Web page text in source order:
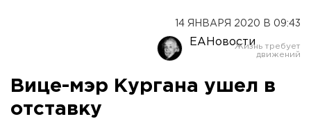
14 ЯНВАРЯ 2020 В 09:43
ЕАНовости
Вице-мэр Кургана ушел в
отставку